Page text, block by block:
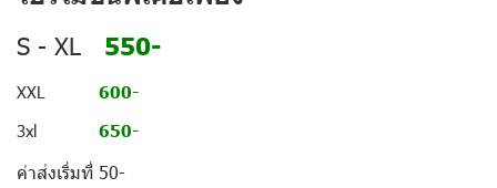
S - XL 550-
XXL 600-
3xl 650-
ค่าส่งเริ่มที่ 50-